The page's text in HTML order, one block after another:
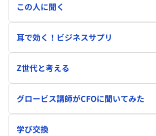
この人に聞く
耳で効く！ビジネスサプリ
Z世代と考える
グロービス講師がCFOに聞いてみた
学び交換